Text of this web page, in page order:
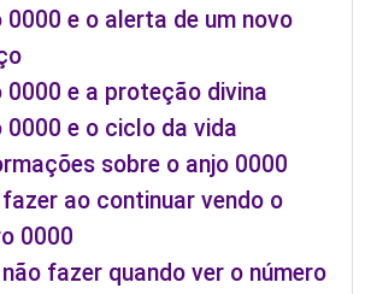
0000 e o alerta de um novo
0000 e a proteção divina
0000 e o ciclo da vida
sobre o anjo 0000
fazer ao continuar vendo o
0000
não fazer quando ver o número